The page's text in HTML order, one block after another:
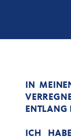
IN
NTLANG
ICH